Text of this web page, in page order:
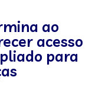
ao
acesso
para